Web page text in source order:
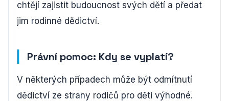
chtějí zajistit budoucnost svých dětí a předat
jim rodinné dědictví.
Právní pomoc: Kdy se vyplatí?
V některých případech může být odmítnutí
dědictví ze strany rodičů pro děti výhodné.